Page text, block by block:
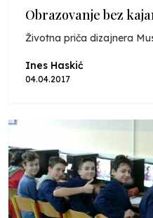
Obrazovanje bez
Životna priča dizajnera
Ines Haskić
04.04.2017